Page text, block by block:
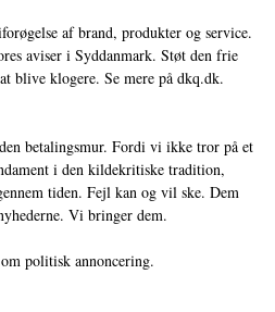
af brand, produkter og service.
aviser i Syddanmark. Støt den frie
blive klogere. Se mere på dkq.dk.
betalingsmur. Fordi vi ikke tror på et
i den kildekritiske tradition,
tiden. Fejl kan og vil ske. Dem
Vi bringer dem.
politisk annoncering.